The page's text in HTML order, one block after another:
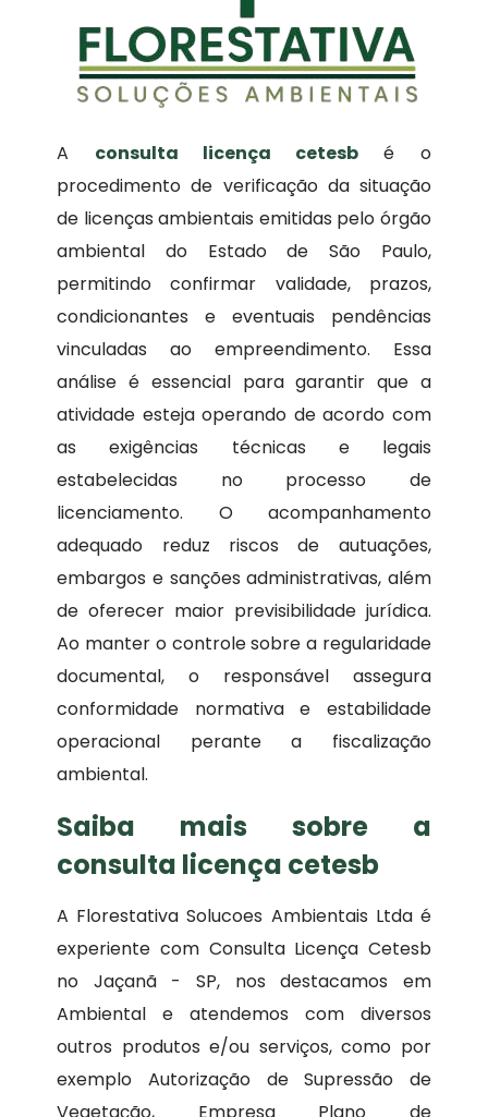
A consulta licença cetesb é o
procedimento de verificação da situação
de licenças ambientais emitidas pelo órgão
ambiental do Estado de São Paulo,
permitindo confirmar validade, prazos,
condicionantes e eventuais pendências
vinculadas ao empreendimento. Essa
análise é essencial para garantir que a
atividade esteja operando de acordo com
as exigências técnicas e legais
estabelecidas no processo de
licenciamento. O acompanhamento
adequado reduz riscos de autuações,
embargos e sanções administrativas, além
de oferecer maior previsibilidade jurídica.
Ao manter o controle sobre a regularidade
documental, o responsável assegura
conformidade normativa e estabilidade
operacional perante a fiscalização
ambiental.
Saiba mais sobre a
consulta licença cetesb
A Florestativa Solucoes Ambientais Ltda é
experiente com Consulta Licença Cetesb
no Jaçanã - SP, nos destacamos em
Ambiental e atendemos com diversos
outros produtos e/ou serviços, como por
exemplo Autorização de Supressão de